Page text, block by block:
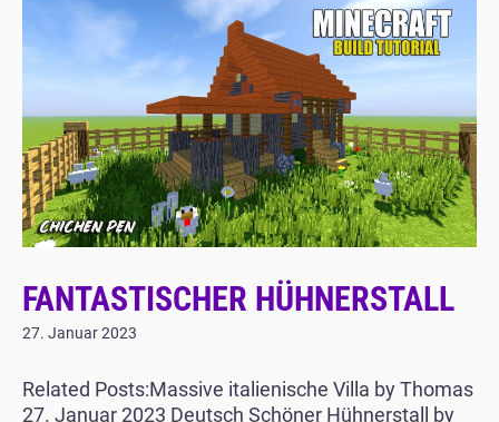
FANTASTISCHER HÜHNERSTALL
27. Januar 2023
Related Posts:Massive italienische Villa by Thomas
27. Januar 2023 Deutsch Schöner Hühnerstall by